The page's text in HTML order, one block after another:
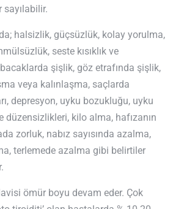
sayılabilir.
halsizlik, güçsüzlük, kolay yorulma,
seste kısıklık ve
şişlik, göz etrafında şişlik,
veya kalınlaşma, saçlarda
depresyon, uyku bozukluğu, uyku
düzensizlikleri, kilo alma, hafızanın
zorluk, nabız sayısında azalma,
terlemede azalma gibi belirtiler
ömür boyu devam eder. Çok